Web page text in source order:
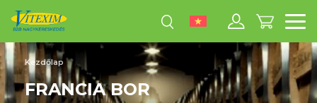
Kezdőlap
FRANCIA BOR